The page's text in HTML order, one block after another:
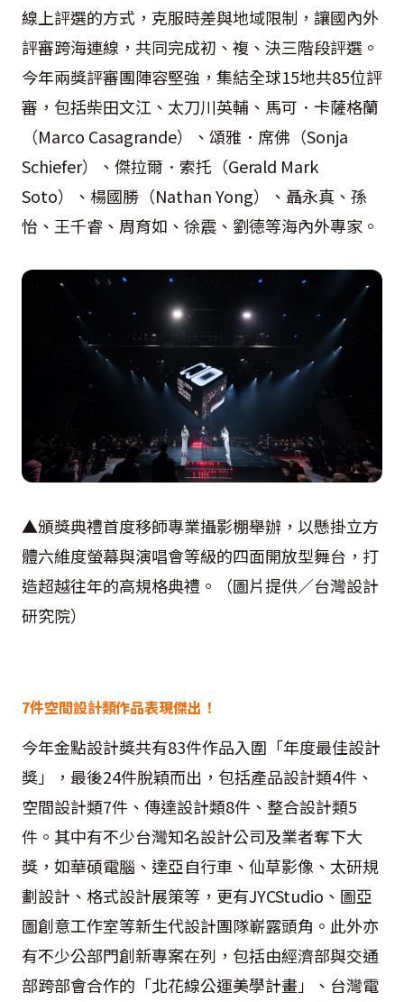
線上評選的方式，克服時差與地域限制，讓國內外
評審跨海連線，共同完成初、複、決三階段評選。
今年兩獎評審團陣容堅強，集結全球15地共85位評
審，包括柴田文江、太刀川英輔、馬可．卡薩格蘭
（Marco Casagrande）、頌雅．席佛（Sonja
Schiefer）、傑拉爾．索托（Gerald Mark
Soto）、楊國勝（Nathan Yong）、聶永真、孫
怡、王千睿、周育如、徐震、劉德等海內外專家。
▲頒獎典禮首度移師專業攝影棚舉辦，以懸掛立方
體六維度螢幕與演唱會等級的四面開放型舞台，打
造超越往年的高規格典禮。（圖片提供／台灣設計
研究院）
7件空間設計類作品表現傑出！
今年金點設計獎共有83件作品入圍「年度最佳設計
獎」，最後24件脫穎而出，包括產品設計類4件、
空間設計類7件、傳達設計類8件、整合設計類5
件。其中有不少台灣知名設計公司及業者奪下大
獎，如華碩電腦、達亞自行車、仙草影像、太研規
劃設計、格式設計展策等，更有JYCStudio、圖亞
圖創意工作室等新生代設計團隊嶄露頭角。此外亦
有不少公部門創新專案在列，包括由經濟部與交通
部跨部會合作的「北花線公運美學計畫」、台灣電